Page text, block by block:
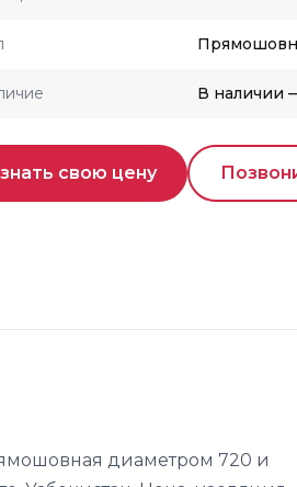
В наличии
свою цену
диаметром 720 и